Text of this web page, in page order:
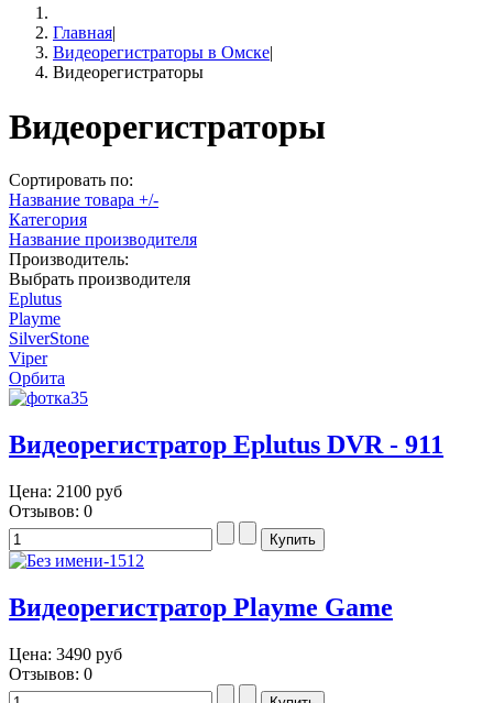
Главная|
Видеорегистраторы в Омске|
Видеорегистраторы
Видеорегистраторы
Сортировать по:
Название товара +/-
Категория
Название производителя
Производитель:
Выбрать производителя
Eplutus
Playme
SilverStone
Viper
Орбита
Видеорегистратор Eplutus DVR - 911
Цена: 2100 руб
Отзывов: 0
Видеорегистратор Playme Game
Цена: 3490 руб
Отзывов: 0